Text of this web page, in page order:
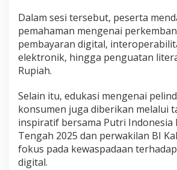
Dalam sesi tersebut, peserta
pemahaman mengenai
pembayaran digital,
elektronik, hingga penguatan
Rupiah.
Selain itu, edukasi mengenai
konsumen juga diberikan melalui
inspiratif bersama Putri Indonesia
Tengah 2025 dan perwakilan BI
fokus pada kewaspadaan
digital.